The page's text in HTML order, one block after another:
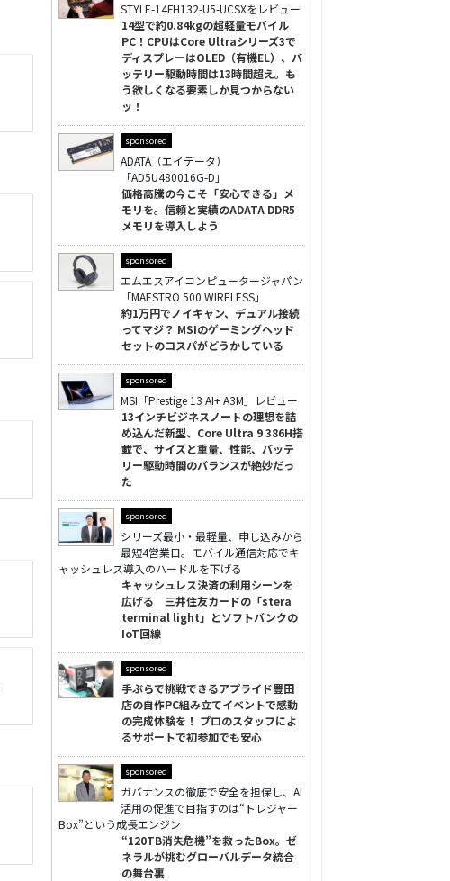
STYLE-14FH132-U5-UCSXをレビュー
14型で約0.84kgの超軽量モバイル
PC！CPUはCore Ultraシリーズ3で
ディスプレーはOLED（有機EL）、バ
ッテリー駆動時間は13時間超え。も
う欲しくなる要素しか見つからない
ッ！
sponsored
ADATA（エイデータ）
「AD5U480016G-D」
価格高騰の今こそ「安心できる」メ
モリを。信頼と実績のADATA DDR5
メモリを導入しよう
sponsored
エムエスアイコンピュータージャパン
「MAESTRO 500 WIRELESS」
約1万円でノイキャン、デュアル接続
ってマジ？ MSIのゲーミングヘッド
セットのコスパがどうかしている
sponsored
MSI「Prestige 13 AI+ A3M」レビュー
13インチビジネスノートの理想を詰
め込んだ新型、Core Ultra 9 386H搭
載で、サイズと重量、性能、バッテ
リー駆動時間のバランスが絶妙だっ
た
sponsored
シリーズ最小・最軽量、申し込みから
最短4営業日。モバイル通信対応でキ
ャッシュレス導入のハードルを下げる
キャッシュレス決済の利用シーンを
広げる 三井住友カードの「stera
terminal light」とソフトバンクの
IoT回線
sponsored
手ぶらで挑戦できるアプライド豊田
店の自作PC組み立てイベントで感動
の完成体験を！ プロのスタッフによ
るサポートで初参加でも安心
sponsored
ガバナンスの徹底で安全を担保し、AI
活用の促進で目指すのは“トレジャー
Box”という成長エンジン
“120TB消失危機”を救ったBox。ゼ
ネラルが挑むグローバルデータ統合
の舞台裏